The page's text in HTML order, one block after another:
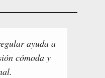
ayuda a
cómoda y